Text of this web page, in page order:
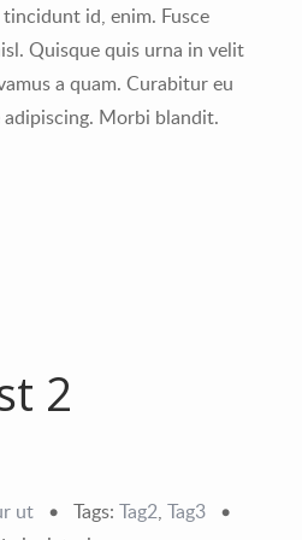
id, enim. Fusce
Quisque quis urna in velit
a quam. Curabitur eu
Morbi blandit.
2
ut • Tags: Tag2, Tag3 •